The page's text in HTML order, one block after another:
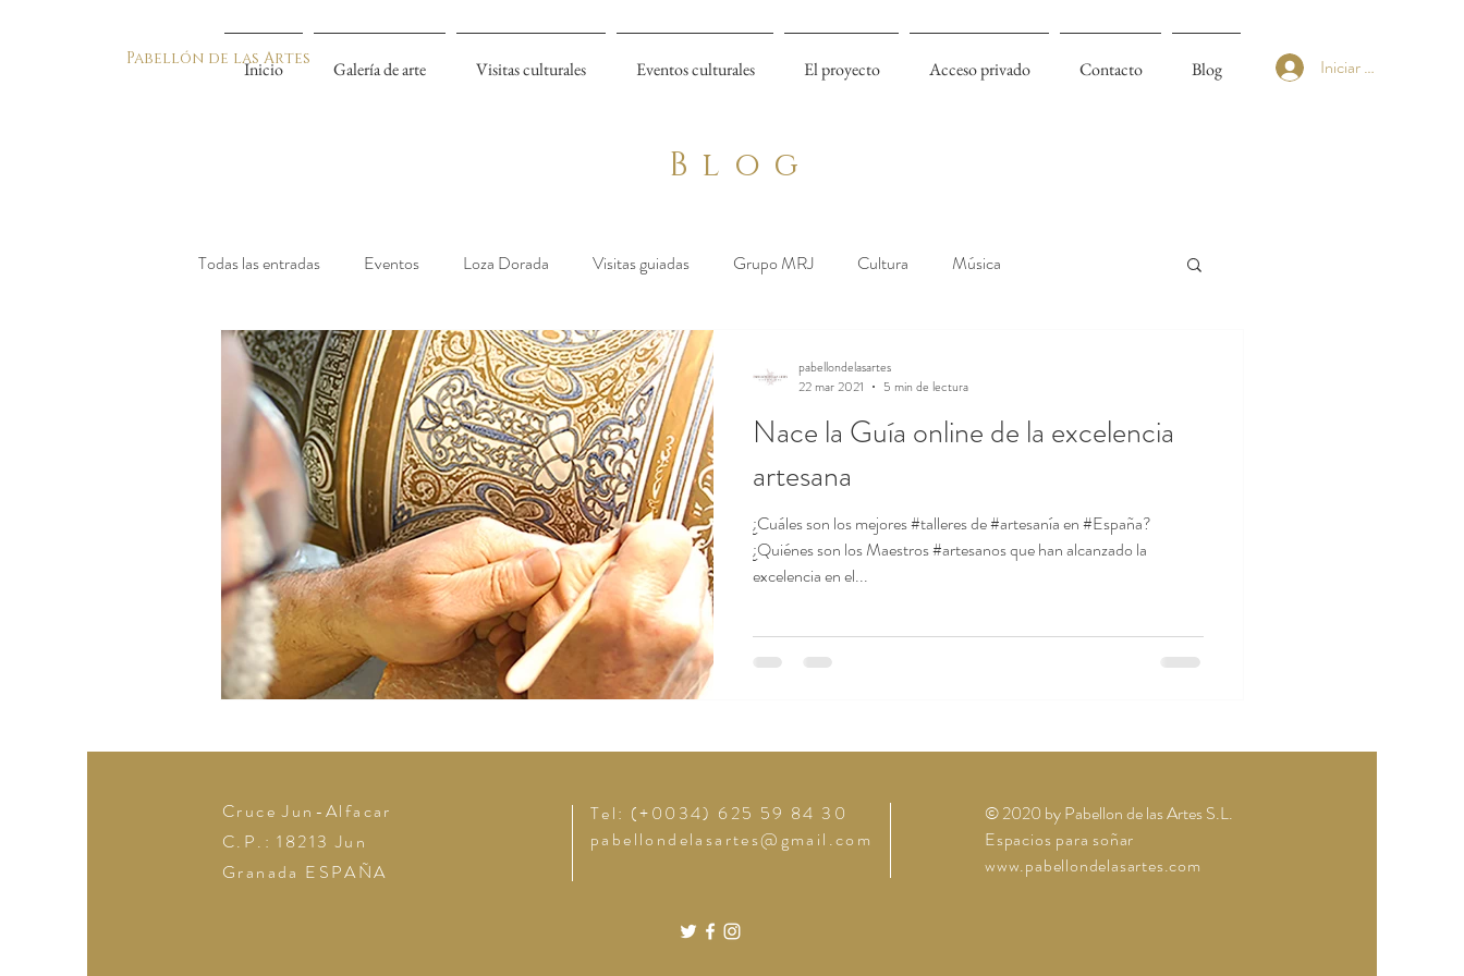
Pabellón de las Artes Iniciar sesión
Inicio Galería de arte Visitas culturales Eventos culturales El proyecto Acceso privado Contacto Blog
Blog
Todas las entradas Eventos Loza Dorada Visitas guiadas Grupo MRJ Cultura Música
Nace la Guía online de la excelencia
artesana
¿Cuáles son los mejores #talleres de #artesanía en #España?
¿Quiénes son los Maestros #artesanos que han alcanzado la
excelencia en el...
pabellondelasartes
22 mar 2021
5 min de lectura
Cruce Jun-Alfacar
C.P.: 18213Jun
Granada ESPAÑA
Tel: (+0034) 625 59 84 30
pabellondelasartes@gmail.com
© 2020 by Pabellon de las Artes S.L.
Espacios para soñar
www.pabellondelasartes.com